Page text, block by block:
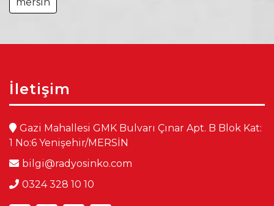
İletişim
Gazi Mahallesi GMK Bulvarı Çınar Apt. B Blok Kat:
1 No:6 Yenişehir/MERSİN
bilgi@radyosinko.com
0324 328 10 10